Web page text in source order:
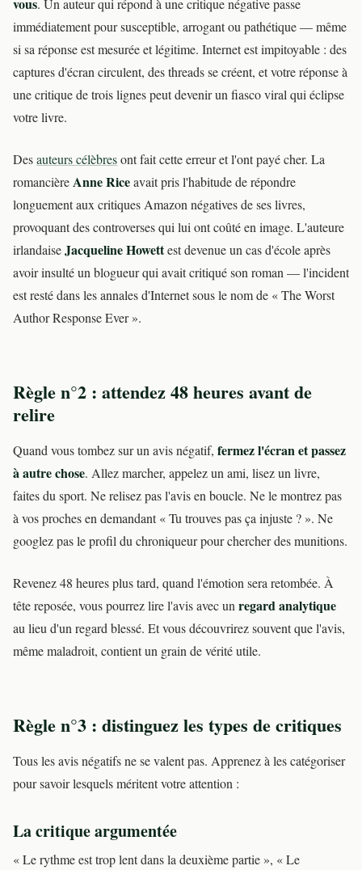
vous. Un auteur qui répond à une critique négative passe
immédiatement pour susceptible, arrogant ou pathétique — même
si sa réponse est mesurée et légitime. Internet est impitoyable : des
captures d'écran circulent, des threads se créent, et votre réponse à
une critique de trois lignes peut devenir un fiasco viral qui éclipse
votre livre.
Desauteurs célèbresont fait cette erreur et l'ont payé cher. La
romancièreAnne Riceavait pris l'habitude de répondre
longuement aux critiques Amazon négatives de ses livres,
provoquant des controverses qui lui ont coûté en image. L'auteure
irlandaiseJacqueline Howettest devenue un cas d'école après
avoir insulté un blogueur qui avait critiqué son roman — l'incident
est resté dans les annales d'Internet sous le nom de « The Worst
Author Response Ever ».
Règle n°2 : attendez 48 heures avant de
relire
Quand vous tombez sur un avis négatif, fermez l'écran et passez
à autre chose. Allez marcher, appelez un ami, lisez un livre,
faites du sport. Ne relisez pas l'avis en boucle. Ne le montrez pas
à vos proches en demandant « Tu trouves pas ça injuste ? ». Ne
googlez pas le profil du chroniqueur pour chercher des munitions.
Revenez 48 heures plus tard, quand l'émotion sera retombée. À
tête reposée, vous pourrez lire l'avis avec unregard analytique
au lieu d'un regard blessé. Et vous découvrirez souvent que l'avis,
même maladroit, contient un grain de vérité utile.
Règle n°3 : distinguez les types de critiques
Tous les avis négatifs ne se valent pas. Apprenez à les catégoriser
pour savoir lesquels méritent votre attention :
La critique argumentée
« Le rythme est trop lent dans la deuxième partie », « Le